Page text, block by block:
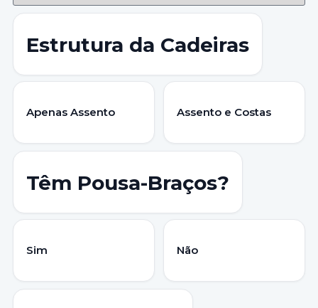
Estrutura da Cadeiras
Apenas Assento Assento e Costas
Têm Pousa-Braços?
Sim Não